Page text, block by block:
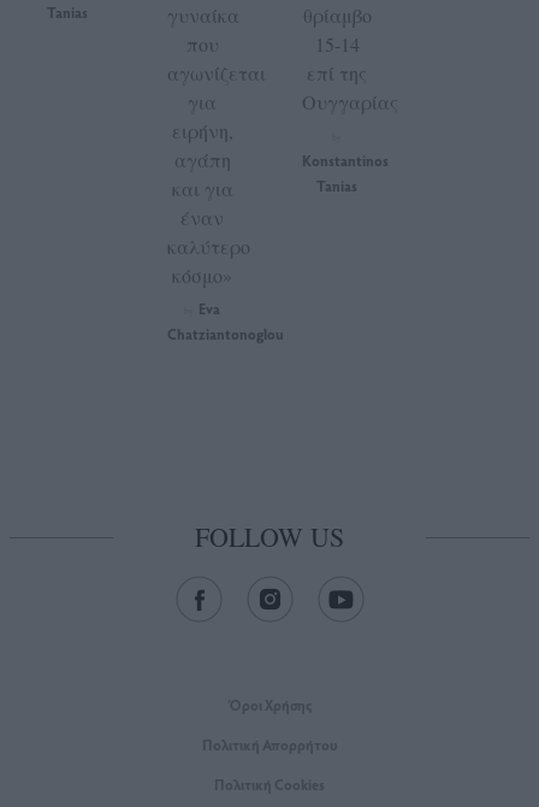
Tanias
γυναίκα
που
αγωνίζεται
για
ειρήνη,
αγάπη
και για
έναν
καλύτερο
κόσμο»
Eva
Chatziantonoglou
θρίαμβο
15-14
επί της
Ουγγαρίας
Konstantinos
Tanias
FOLLOW US
Όροι Xρήσης
Πολιτική Απορρήτου
Πολιτική Cookies